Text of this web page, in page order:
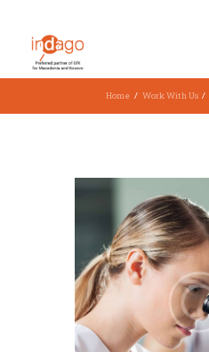
Home Work With Us